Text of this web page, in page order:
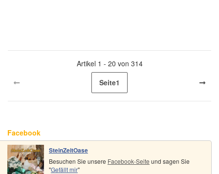
Artikel 1 - 20 von 314
Seite1
Facebook
SteinZeitOase
Besuchen Sie unsere Facebook-Seite und sagen Sie
"Gefällt mir"